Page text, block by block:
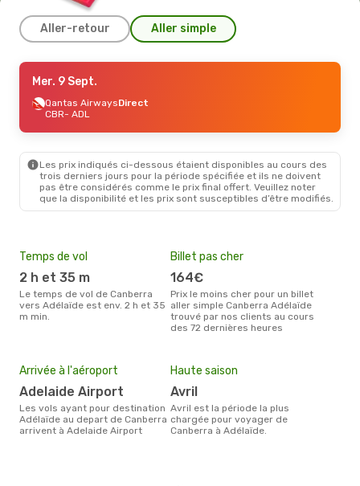
Aller-retour Aller simple
Jeu. 24 Sept.
Virgin AustraliaDirect
CBR- ADL
ADL- CBR
Mer. 9 Sept.- Jeu. 17 Sept.
Qantas AirwaysDirect
- ADL
Mer. 9 Sept.
Qantas AirwaysDirect
CBR- ADL
Les prix indiqués ci-dessous étaient disponibles au cours des
trois derniers jours pour la période spécifiée et ils ne doivent
pas être considérés comme le prix final offert. Veuillez noter
que la disponibilité et les prix sont susceptibles d’être modifiés.
Temps de vol
2 h et 35 m
Le temps de vol de Canberra
vers Adélaïde est env. 2 h et 35
m min.
Billet pas cher
164€
Prix le moins cher pour un billet
aller simple Canberra Adélaïde
trouvé par nos clients au cours
des 72 dernières heures
Arrivée à l'aéroport
Adelaide Airport
Les vols ayant pour destination
Adélaïde au depart de Canberra
arrivent à Adelaide Airport
Haute saison
avril
avril est la période la plus
chargée pour voyager de
Canberra à Adélaïde.